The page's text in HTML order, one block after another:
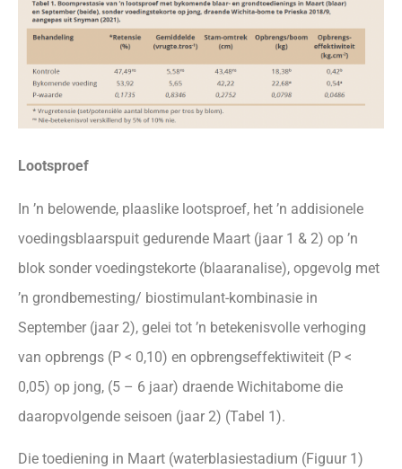
Lootsproef
In ’n belowende, plaaslike lootsproef, het ’n addisionele
voedingsblaarspuit gedurende Maart (jaar 1 & 2) op ’n
blok sonder voedingstekorte (blaaranalise), opgevolg met
’n grondbemesting/ biostimulant-kombinasie in
September (jaar 2), gelei tot ’n betekenisvolle verhoging
van opbrengs (P < 0,10) en opbrengseffektiwiteit (P <
0,05) op jong, (5 – 6 jaar) draende Wichitabome die
daaropvolgende seisoen (jaar 2) (Tabel 1).
Die toediening in Maart (waterblasiestadium (Figuur 1)